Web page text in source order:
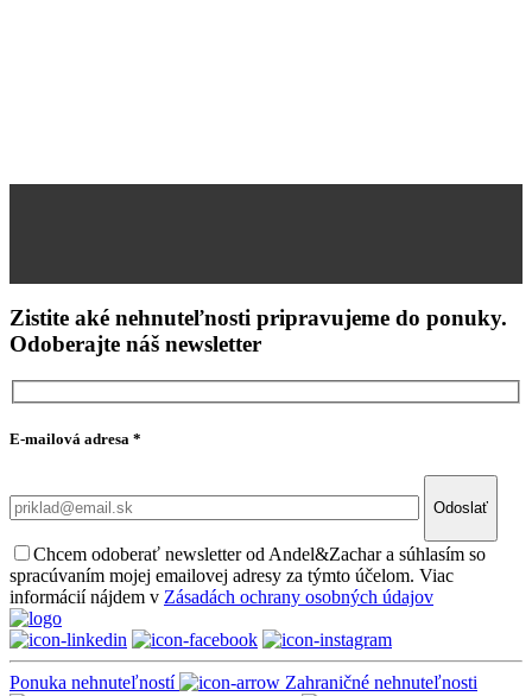
Zistite aké nehnuteľnosti pripravujeme do ponuky.
Odoberajte náš newsletter
E-mailová adresa *
Odoslať
Chcem odoberať newsletter od Andel&Zachar a súhlasím so
spracúvaním mojej emailovej adresy za týmto účelom. Viac
informácií nájdem v Zásadách ochrany osobných údajov
Ponuka nehnuteľností
Zahraničné nehnuteľnosti